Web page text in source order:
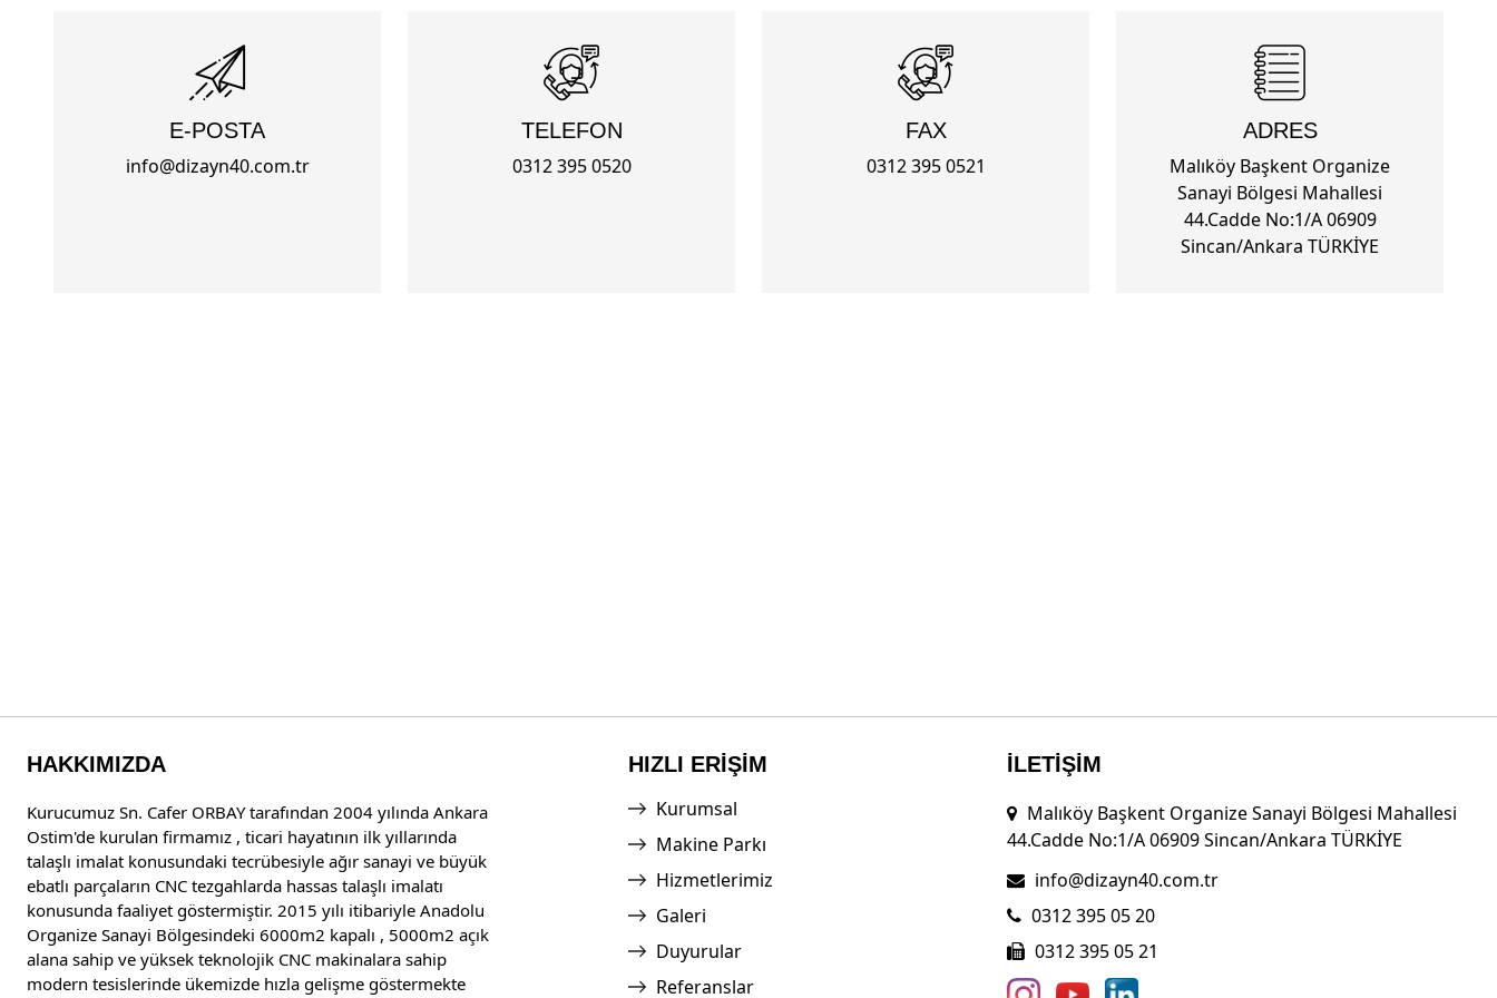
E-POSTA
info@dizayn40.com.tr
TELEFON
0312 395 0520
FAX
0312 395 0521
ADRES
Malıköy Başkent Organize
Sanayi Bölgesi Mahallesi
44.Cadde No:1/A 06909
Sincan/Ankara TÜRKİYE
HAKKIMIZDA
Kurucumuz Sn. Cafer ORBAY tarafından 2004 yılında Ankara
Ostim'de kurulan firmamız , ticari hayatının ilk yıllarında
talaşlı imalat konusundaki tecrübesiyle ağır sanayi ve büyük
ebatlı parçaların CNC tezgahlarda hassas talaşlı imalatı
konusunda faaliyet göstermiştir. 2015 yılı itibariyle Anadolu
Organize Sanayi Bölgesindeki 6000m2 kapalı , 5000m2 açık
alana sahip ve yüksek teknolojik CNC makinalara sahip
modern tesislerinde ükemizde hızla gelişme göstermekte
HIZLI ERİŞİM
Kurumsal
Makine Parkı
Hizmetlerimiz
Galeri
Duyurular
Referanslar
İLETİŞİM
Malıköy Başkent Organize Sanayi Bölgesi Mahallesi
44.Cadde No:1/A 06909 Sincan/Ankara TÜRKİYE
info@dizayn40.com.tr
0312 395 05 20
0312 395 05 21